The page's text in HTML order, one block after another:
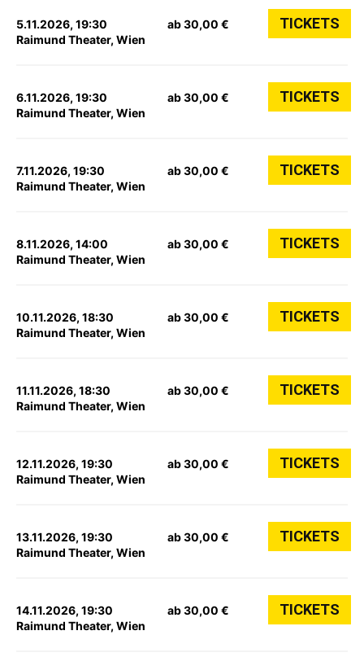
5.11.2026, 19:30
Raimund Theater, Wien
ab 30,00 € TICKETS
6.11.2026, 19:30
Raimund Theater, Wien
ab 30,00 € TICKETS
7.11.2026, 19:30
Raimund Theater, Wien
ab 30,00 € TICKETS
8.11.2026, 14:00
Raimund Theater, Wien
ab 30,00 € TICKETS
10.11.2026, 18:30
Raimund Theater, Wien
ab 30,00 € TICKETS
11.11.2026, 18:30
Raimund Theater, Wien
ab 30,00 € TICKETS
12.11.2026, 19:30
Raimund Theater, Wien
ab 30,00 € TICKETS
13.11.2026, 19:30
Raimund Theater, Wien
ab 30,00 € TICKETS
14.11.2026, 19:30
Raimund Theater, Wien
ab 30,00 € TICKETS